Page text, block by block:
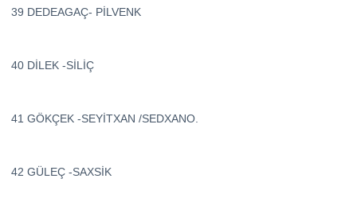
39 DEDEAGAÇ- PİLVENK
40 DİLEK -SİLİÇ
41 GÖKÇEK -SEYİTXAN /SEDXANO.
42 GÜLEÇ -SAXSİK